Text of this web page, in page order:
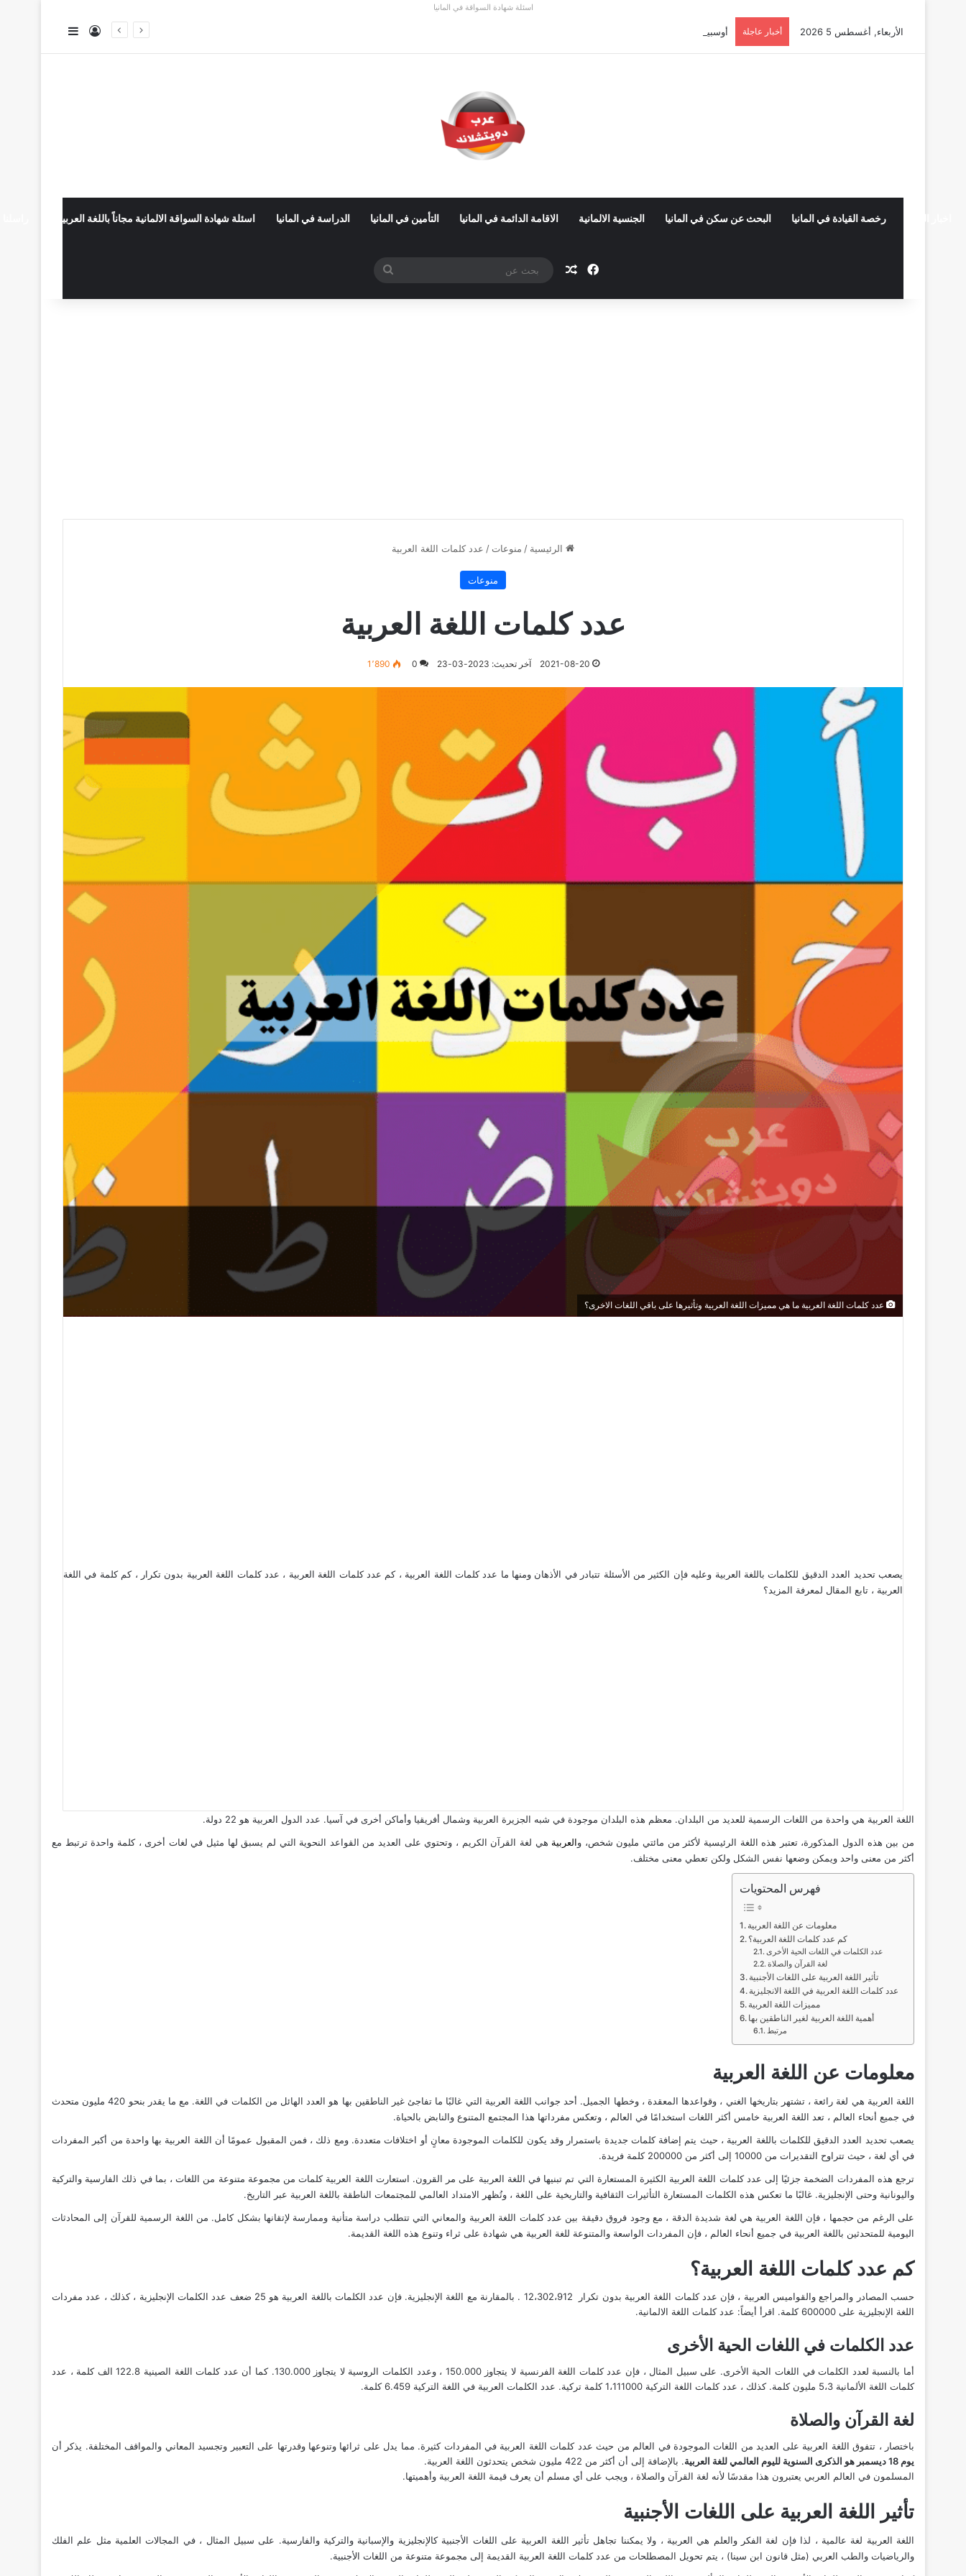
اسئلة شهادة السواقة في المانيا
الأربعاء, أغسطس 5 2026 أخبار عاجلة أوسبيلدونغ تبريد مراكز البيانات في ألمانيا 2026: الأجور والشروط تسجيل الدخول
رخصة القيادة في المانيا البحث عن سكن في المانيا الجنسية الالمانية الاقامة الدائمة في المانيا التأمين في المانيا الدراسة في المانيا اسئلة شهادة السواقة الالمانية مجاناً باللغة العربية
فيسبوكمقال عشوائي
الرئيسية / منوعات / عدد كلمات اللغة العربية
منوعات
عدد كلمات اللغة العربية
2021-08-20 آخر تحديث: 2023-03-23 0 1٬890
عدد كلمات اللغة العربية ما هي مميزات اللغة العربية وتأثيرها على باقي اللغات الاخرى؟
يصعب تحديد العدد الدقيق للكلمات باللغة العربية وعليه فإن الكثير من الأسئلة تتبادر في الأذهان ومنها ما عدد كلمات اللغة العربية ، كم عدد كلمات اللغة العربية ، عدد كلمات اللغة العربية بدون تكرار ، كم كلمة في اللغة
العربية ، تابع المقال لمعرفة المزيد؟
اللغة العربية هي واحدة من اللغات الرسمية للعديد من البلدان. معظم هذه البلدان موجودة في شبه الجزيرة العربية وشمال أفريقيا وأماكن أخرى في آسيا. عدد الدول العربية هو 22 دولة.
من بين هذه الدول المذكورة، تعتبر هذه اللغة الرئيسية لأكثر من مائتي مليون شخص، والعربية هي لغة القرآن الكريم ، وتحتوي على العديد من القواعد النحوية التي لم يسبق لها مثيل في لغات أخرى ، كلمة واحدة ترتبط مع
أكثر من معنى واحد ويمكن وضعها نفس الشكل ولكن تعطي معنى مختلف.
فهرس المحتويات
معلومات عن اللغة العربية
كم عدد كلمات اللغة العربية؟
عدد الكلمات في اللغات الحية الأخرى
لغة القرآن والصلاة
تأثير اللغة العربية على اللغات الأجنبية
عدد كلمات اللغة العربية في اللغة الانجليزية
مميزات اللغة العربية
أهمية اللغة العربية لغير الناطقين بها
مرتبط
معلومات عن اللغة العربية
اللغة العربية هي لغة رائعة ، تشتهر بتاريخها الغني ، وقواعدها المعقدة ، وخطها الجميل. أحد جوانب اللغة العربية التي غالبًا ما تفاجئ غير الناطقين بها هو العدد الهائل من الكلمات في اللغة. مع ما يقدر بنحو 420 مليون متحدث
في جميع أنحاء العالم ، تعد اللغة العربية خامس أكثر اللغات استخدامًا في العالم ، وتعكس مفرداتها هذا المجتمع المتنوع والنابض بالحياة.
يصعب تحديد العدد الدقيق للكلمات باللغة العربية ، حيث يتم إضافة كلمات جديدة باستمرار وقد يكون للكلمات الموجودة معانٍ أو اختلافات متعددة. ومع ذلك ، فمن المقبول عمومًا أن اللغة العربية بها واحدة من أكبر المفردات
في أي لغة ، حيث تتراوح التقديرات من 10000 إلى أكثر من 200000 كلمة فريدة.
ترجع هذه المفردات الضخمة جزئيًا إلى عدد كلمات اللغة العربية الكثيرة المستعارة التي تم تبنيها في اللغة العربية على مر القرون. استعارت اللغة العربية كلمات من مجموعة متنوعة من اللغات ، بما في ذلك الفارسية والتركية
واليونانية وحتى الإنجليزية. غالبًا ما تعكس هذه الكلمات المستعارة التأثيرات الثقافية والتاريخية على اللغة ، وتُظهر الامتداد العالمي للمجتمعات الناطقة باللغة العربية عبر التاريخ.
على الرغم من حجمها ، فإن اللغة العربية هي لغة شديدة الدقة ، مع وجود فروق دقيقة بين عدد كلمات اللغة العربية والمعاني التي تتطلب دراسة متأنية وممارسة لإتقانها بشكل كامل. من اللغة الرسمية للقرآن إلى المحادثات
اليومية للمتحدثين باللغة العربية في جميع أنحاء العالم ، فإن المفردات الواسعة والمتنوعة للغة العربية هي شهادة على ثراء وتنوع هذه اللغة القديمة.
كم عدد كلمات اللغة العربية؟
حسب المصادر والمراجع والقواميس العربية ، فإن عدد كلمات اللغة العربية بدون تكرار 12،302،912 . بالمقارنة مع اللغة الإنجليزية. فإن عدد الكلمات باللغة العربية هو 25 ضعف عدد الكلمات الإنجليزية ، كذلك ، عدد مفردات
اللغة الإنجليزية على 600000 كلمة. اقرأ أيضاً:
عدد كلمات اللغة الالمانية.
عدد الكلمات في اللغات الحية الأخرى
أما بالنسبة لعدد الكلمات في اللغات الحية الأخرى. على سبيل المثال ، فإن عدد كلمات اللغة الفرنسية لا يتجاوز 150.000 ، وعدد الكلمات الروسية لا يتجاوز 130.000. كما أن عدد كلماتاللغة الصينية 122.8 الف كلمة ،
عدد
كلمات اللغة الألمانية 5،3 مليون كلمة
. كذلك ، عدد كلمات اللغة التركية 1،111000 كلمة تركية. عدد الكلمات العربية في اللغة التركية 6.459 كلمة.
لغة القرآن والصلاة
باختصار ، تتفوق اللغة العربية على العديد من اللغات الموجودة في العالم من حيث عدد كلمات اللغة العربية في المفردات كثيرة. مما يدل على ثرائها وتنوعها وقدرتها على التعبير وتجسيد المعاني والمواقف المختلفة. يذكر أن
يوم 18 ديسمبر هو الذكرى السنوية لليوم العالمي للغة العربية
. بالإضافة إلى أن أكثر من 422 مليون شخص يتحدثون اللغة العربية.
المسلمون في العالم العربي يعتبرون هذا مقدسًا لأنه لغة القرآن والصلاة ، ويجب على أي مسلم أن يعرف قيمة اللغة العربية وأهميتها.
تأثير اللغة العربية على اللغات الأجنبية
اللغة العربية لغة عالمية ، لذا فإن لغة الفكر والعلم هي العربية ، ولا يمكننا تجاهل تأثير اللغة العربية على اللغات الأجنبية كالإنجليزية والإسبانية والتركية والفارسية. على سبيل المثال ، في المجالات العلمية مثل علم الفلك
والرياضيات والطب العربي (مثل قانون ابن سينا) ، يتم تحويل المصطلحات من عدد كلمات اللغة العربية القديمة إلى مجموعة متنوعة من اللغات الأجنبية.